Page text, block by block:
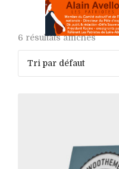
6 résultats affichés